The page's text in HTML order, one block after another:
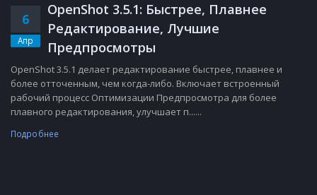
6
Апр
OpenShot 3.5.1: Быстрее, Плавнее
Редактирование, Лучшие
Предпросмотры
OpenShot 3.5.1 делает редактирование быстрее, плавнее и
более отточенным, чем когда-либо. Включает встроенный
рабочий процесс Оптимизации Предпросмотра для более
плавного редактирования, улучшает п......
Подробнее